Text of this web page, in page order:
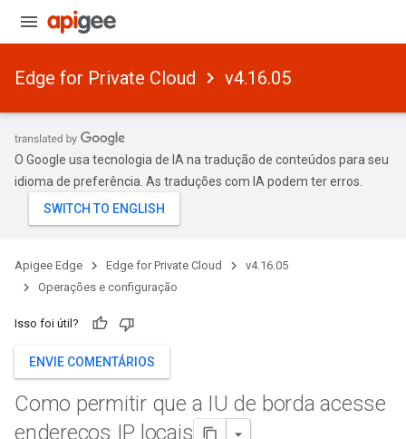
Edge for Private Cloud v4.16.05
O Google usa tecnologia de IA na tradução de conteúdos para seu
idioma de preferência. As traduções com IA podem ter erros.
Apigee Edge Edge for Private Cloud
v4.16.05
Operações e configuração
Isso foi útil?
ENVIE COMENTÁRIOS
Como permitir que a IU de borda acesse
endereços IP locais